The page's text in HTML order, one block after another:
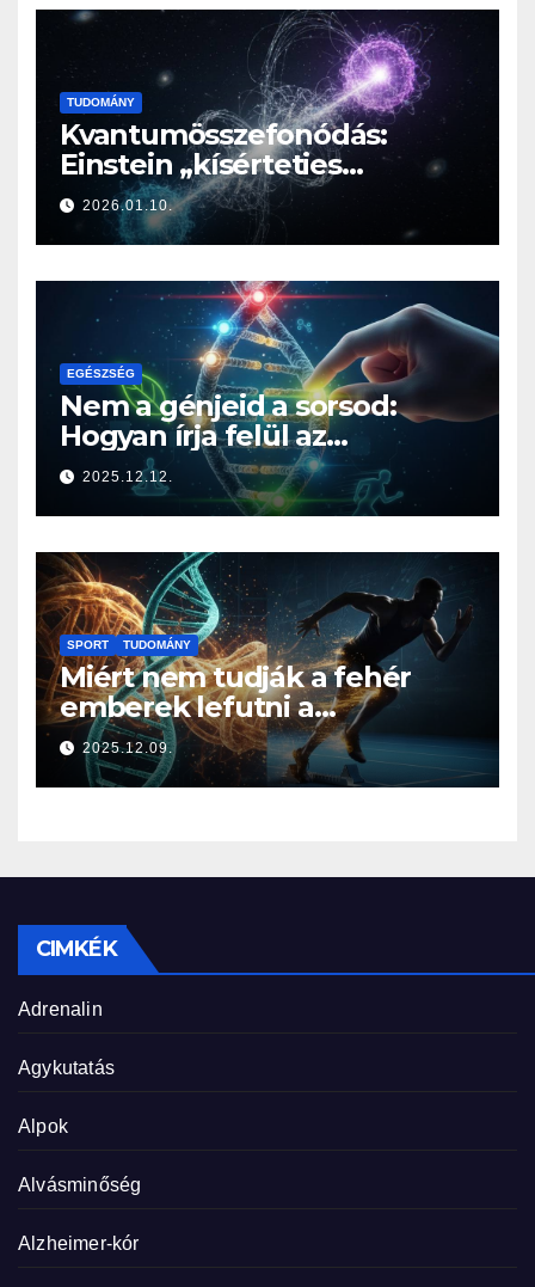
TUDOMÁNY
Kvantumösszefonódás:
Einstein „kísérteties
távolhatása” a valóság
határán
2026.01.10.
EGÉSZSÉG
Nem a génjeid a sorsod:
Hogyan írja felül az
életmódod az örökségedet?
2025.12.12.
SPORT TUDOMÁNY
Miért nem tudják a fehér
emberek lefutni a
jamaicaiakat? A sprintelés
genetikája
2025.12.09.
CIMKÉK
Adrenalin
Agykutatás
Alpok
Alvásminőség
Alzheimer-kór